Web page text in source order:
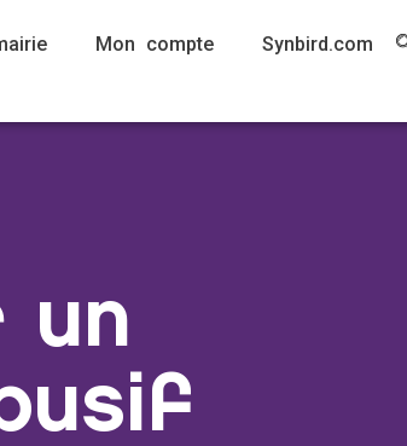
Mon compte Synbird.com
un